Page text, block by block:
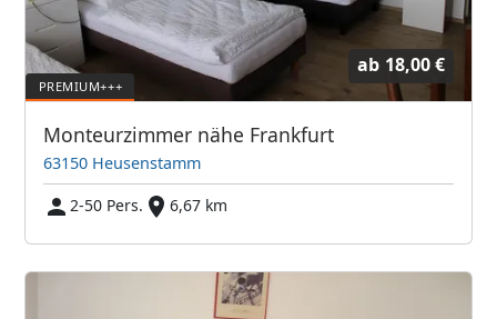
ab 18,00 €
Monteurzimmer nähe Frankfurt
63150 Heusenstamm
2-50 Pers.
6,67 km